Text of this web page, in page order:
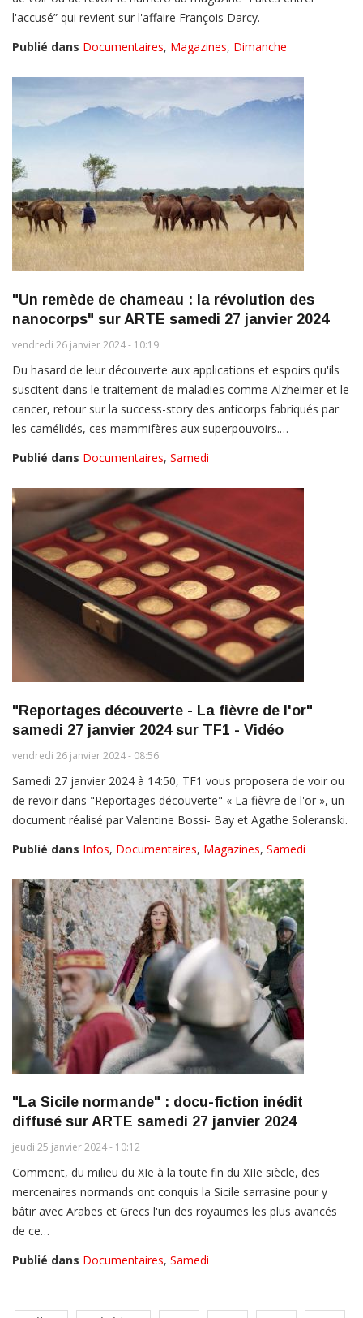
l'accusé” qui revient sur l'affaire François Darcy.
Publié dans Documentaires, Magazines, Dimanche
"Un remède de chameau : la révolution des
nanocorps" sur ARTE samedi 27 janvier 2024
vendredi 26 janvier 2024 - 10:19
Du hasard de leur découverte aux applications et espoirs qu'ils
suscitent dans le traitement de maladies comme Alzheimer et le
cancer, retour sur la success-story des anticorps fabriqués par
les camélidés, ces mammifères aux superpouvoirs.…
Publié dans Documentaires, Samedi
"Reportages découverte - La fièvre de l'or"
samedi 27 janvier 2024 sur TF1 - Vidéo
vendredi 26 janvier 2024 - 08:56
Samedi 27 janvier 2024 à 14:50, TF1 vous proposera de voir ou
de revoir dans "Reportages découverte" « La fièvre de l'or », un
document réalisé par Valentine Bossi- Bay et Agathe Soleranski.
Publié dans Infos, Documentaires, Magazines, Samedi
"La Sicile normande" : docu-fiction inédit
diffusé sur ARTE samedi 27 janvier 2024
jeudi 25 janvier 2024 - 10:12
Comment, du milieu du XIe à la toute fin du XIIe siècle, des
mercenaires normands ont conquis la Sicile sarrasine pour y
bâtir avec Arabes et Grecs l'un des royaumes les plus avancés
de ce…
Publié dans Documentaires, Samedi